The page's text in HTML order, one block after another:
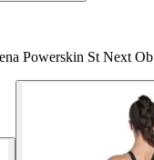
Powerskin St Next Ob